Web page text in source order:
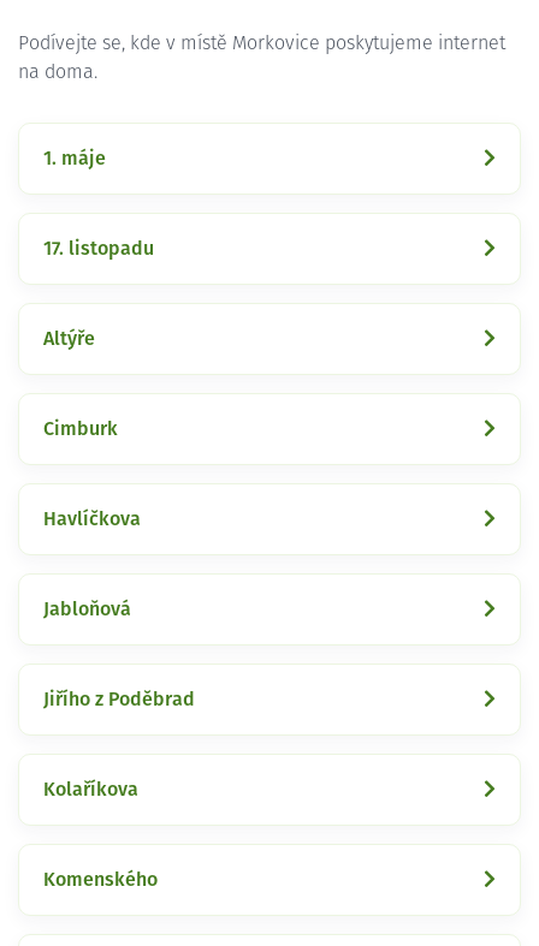
Podívejte se, kde v místě Morkovice poskytujeme internet
na doma.
1. máje
17. listopadu
Altýře
Cimburk
Havlíčkova
Jabloňová
Jiřího z Poděbrad
Kolaříkova
Komenského